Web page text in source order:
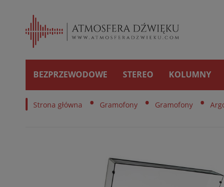
BEZPRZEWODOWE STEREO KOLUMNY
Strona główna • Gramofony • Gramofony •